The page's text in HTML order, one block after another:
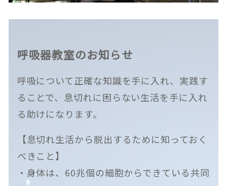
呼吸器教室のお知らせ
呼吸について正確な知識を手に入れ、実践す
ることで、息切れに困らない生活を手に入れ
る助けになります。
【息切れ生活から脱出するために知っておく
べきこと】
・身体は、60兆個の細胞からできている共同